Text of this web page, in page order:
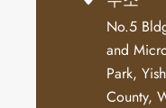
No.5
and
Park,
County,